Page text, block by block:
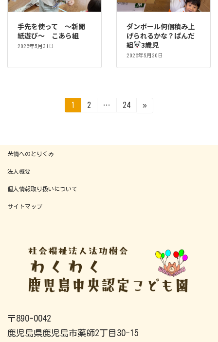
手先を使って ～新聞
紙遊び～ こあら組
2026年5月31日
ダンボール何個積み上
げられるかな？ぱんだ
組
3歳児
2026年5月30日
の
ペ
ー
ジ
固
定
1
固
2 …
固
24 »
苦情へのとりくみ
法人概要
個人情報取り扱いについて
サイトマップ
〒890-0042
鹿児島県鹿児島市薬師2丁目30-15